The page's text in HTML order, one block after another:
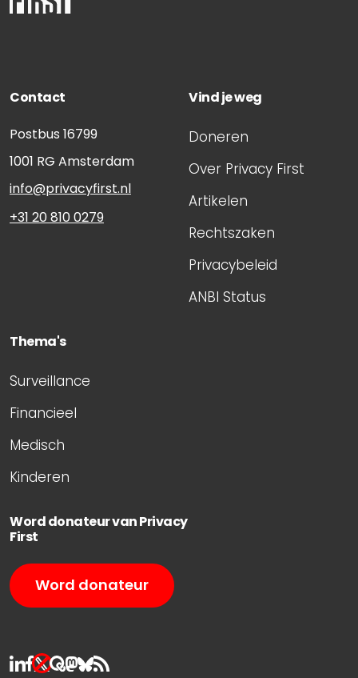
Contact
Postbus 16799
1001 RG Amsterdam
info@privacyfirst.nl
+31 20 810 0279
Vind je weg
Doneren
Over Privacy First
Artikelen
Rechtszaken
Privacybeleid
ANBI Status
Thema's
Surveillance
Financieel
Medisch
Kinderen
Word donateur van Privacy
First
Word donateur